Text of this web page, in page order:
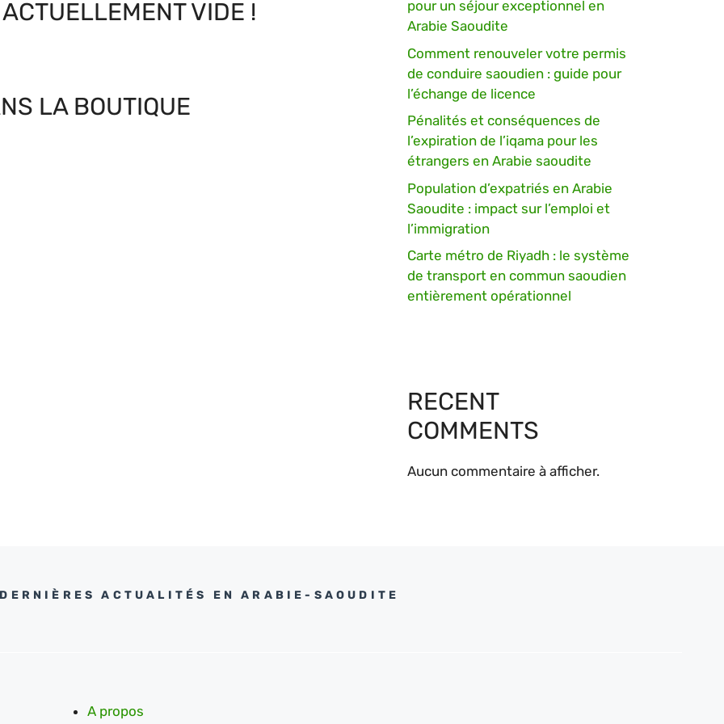
VIDE !
LA BOUTIQUE
pour un séjour exceptionnel en
Arabie Saoudite
Comment renouveler votre permis
de conduire saoudien : guide pour
l’échange de licence
Pénalités et conséquences de
l’expiration de l’iqama pour les
étrangers en Arabie saoudite
Population d’expatriés en Arabie
Saoudite : impact sur l’emploi et
l’immigration
Carte métro de Riyadh : le système
de transport en commun saoudien
entièrement opérationnel
RECENT
COMMENTS
Aucun commentaire à afficher.
ACTUALITÉS EN ARABIE-SAOUDITE
A propos